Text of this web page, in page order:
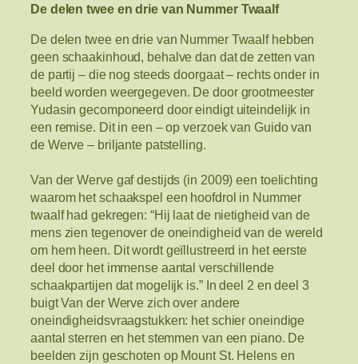
De delen twee en drie van Nummer Twaalf
De delen twee en drie van Nummer Twaalf hebben
geen schaakinhoud, behalve dan dat de zetten van
de partij – die nog steeds doorgaat – rechts onder in
beeld worden weergegeven. De door grootmeester
Yudasin gecomponeerd door eindigt uiteindelijk in
een remise. Dit in een – op verzoek van Guido van
de Werve – briljante patstelling.
Van der Werve gaf destijds (in 2009) een toelichting
waarom het schaakspel een hoofdrol in Nummer
twaalf had gekregen: “Hij laat de nietigheid van de
mens zien tegenover de oneindigheid van de wereld
om hem heen. Dit wordt geïllustreerd in het eerste
deel door het immense aantal verschillende
schaakpartijen dat mogelijk is.” In deel 2 en deel 3
buigt Van der Werve zich over andere
oneindigheidsvraagstukken: het schier oneindige
aantal sterren en het stemmen van een piano. De
beelden zijn geschoten op Mount St. Helens en